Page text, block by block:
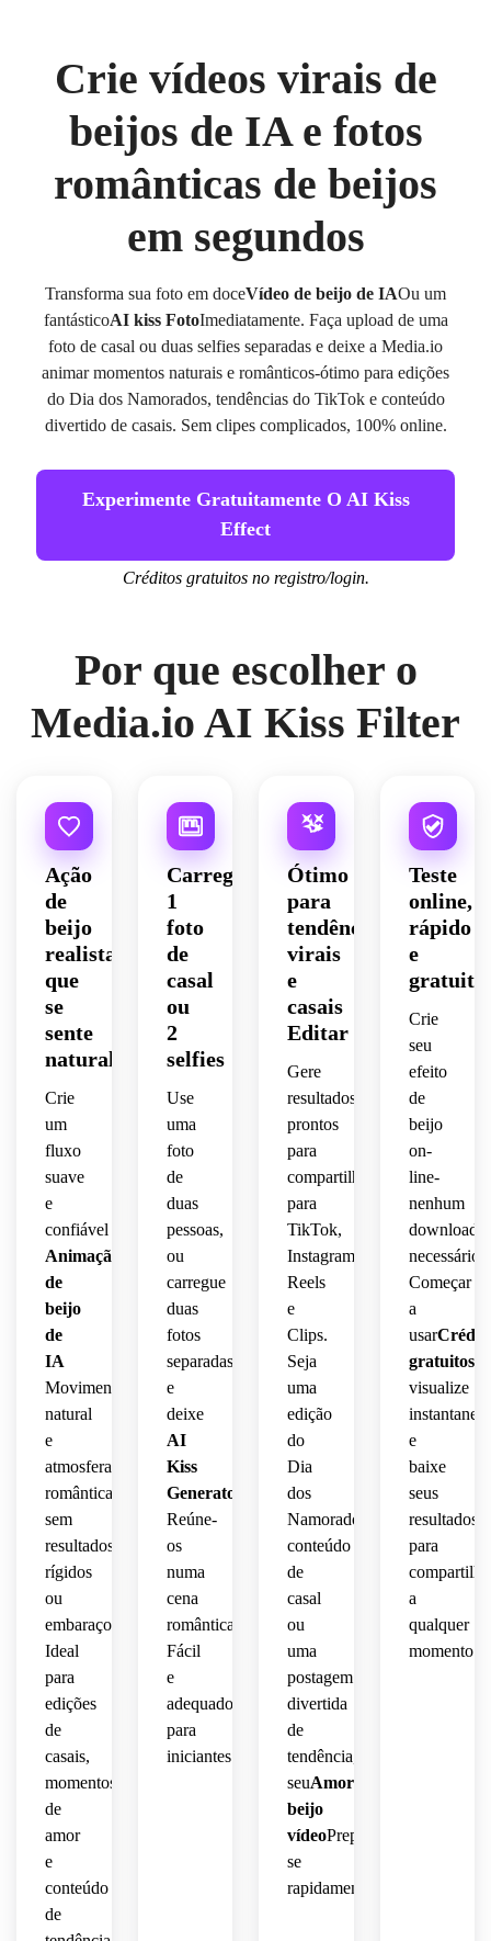
Crie vídeos virais de
beijos de IA e fotos
românticas de beijos
em segundos
Transforma sua foto em doceVídeo de beijo de IAOu um
fantásticoAI kiss FotoImediatamente. Faça upload de uma
foto de casal ou duas selfies separadas e deixe a Media.io
animar momentos naturais e românticos-ótimo para edições
do Dia dos Namorados, tendências do TikTok e conteúdo
divertido de casais. Sem clipes complicados, 100% online.
Experimente Gratuitamente O AI Kiss
Effect
Créditos gratuitos no registro/login.
Por que escolher o
Media.io AI Kiss Filter
Ação
de
beijo
realista
que
se
sente
natural
Crie
um
fluxo
suave
e
confiável
Animação
de
beijo
de
IA
Movimento
natural
e
atmosfera
romântica-
sem
resultados
rígidos
ou
embaraçosos.
Ideal
para
edições
de
casais,
momentos
de
amor
e
conteúdo
de
Carregue
1
foto
de
casal
ou
2
selfies
Use
uma
foto
de
duas
pessoas,
ou
carregue
duas
fotos
separadas
e
deixe
AI
Kiss
Generator
Reúne-
os
numa
cena
romântica.
Fácil
e
adequado
para
iniciantes.
Ótimo
para
tendências
virais
e
casais
Editar
Gere
resultados
prontos
para
compartilhamento
para
TikTok,
Instagram
Reels
e
Clips.
Seja
uma
edição
do
Dia
dos
Namorados,
conteúdo
de
casal
ou
uma
postagem
divertida
de
tendência,
seuAmor
beijo
vídeoPrepare-
se
rapidamente.
Teste
online,
rápido
e
gratuito
Crie
seu
efeito
de
beijo
on-
line-
nenhum
download
necessário.
Começar
a
usar
gratuitos,
visualize
e
baixe
seus
resultados
para
a
qualquer
momento.